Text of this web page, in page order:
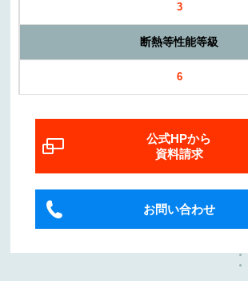
3
断熱等性能等級
6
公式HPから
資料請求
お問い合わせ